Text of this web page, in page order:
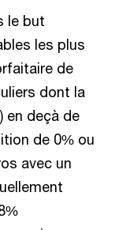
le but
les plus
de
dont la
en deçà de
de 0% ou
avec un